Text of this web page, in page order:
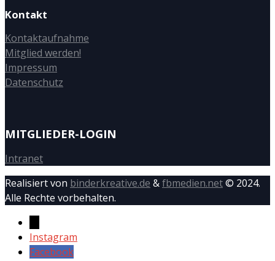
Kontakt
Kontaktaufnahme
Mitglied werden!
Impressum
Datenschutz
MITGLIEDER-LOGIN
Intranet
Realisiert von binderkreative.de &fbmedien.net© 2024.
Alle Rechte vorbehalten.
Instagram
Facebook